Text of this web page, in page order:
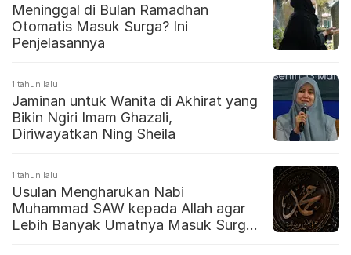
Meninggal di Bulan Ramadhan
Otomatis Masuk Surga? Ini
Penjelasannya
1 tahun lalu
Jaminan untuk Wanita di Akhirat yang
Bikin Ngiri Imam Ghazali,
Diriwayatkan Ning Sheila
1 tahun lalu
Usulan Mengharukan Nabi
Muhammad SAW kepada Allah agar
Lebih Banyak Umatnya Masuk Surga,